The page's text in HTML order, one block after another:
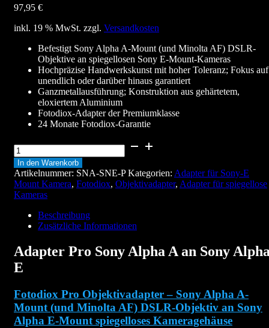
97,95 €
inkl. 19 % MwSt. zzgl. Versandkosten
Befestigt Sony Alpha A-Mount (und Minolta AF) DSLR-
Objektive an spiegellosen Sony E-Mount-Kameras
Hochpräzise Handwerkskunst mit hoher Toleranz; Fokus auf
unendlich oder darüber hinaus garantiert
Ganzmetallausführung; Konstruktion aus gehärtetem,
eloxiertem Aluminium
Fotodiox-Adapter der Premiumklasse
24 Monate Fotodiox-Garantie
Adapter
Pro
Sony
Alpha
A
an
Alpha
In den Warenkorb
Artikelnummer: SNA-SNE-P Kategorien: Adapter für Sony-E
Mount Kamera, Fotodiox, Objektivadapter, Adapter für spiegellose
Kameras
Beschreibung
Zusätzliche Informationen
Adapter Pro Sony Alpha A an Sony
E
Fotodiox Pro Objektivadapter – Sony Alpha A-
Mount (und Minolta AF) DSLR-Objektiv an Sony
Alpha E-Mount spiegelloses Kameragehäuse